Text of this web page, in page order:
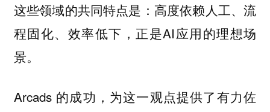
这些领域的共同特点是：高度依赖人工、流
程固化、效率低下，正是AI应用的理想场
景。
Arcads 的成功，为这一观点提供了有力佐